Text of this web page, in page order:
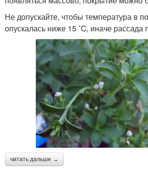
Не допускайте, чтобы температура в
опускалась ниже 15 ˚C, иначе рассада
читать дальше →